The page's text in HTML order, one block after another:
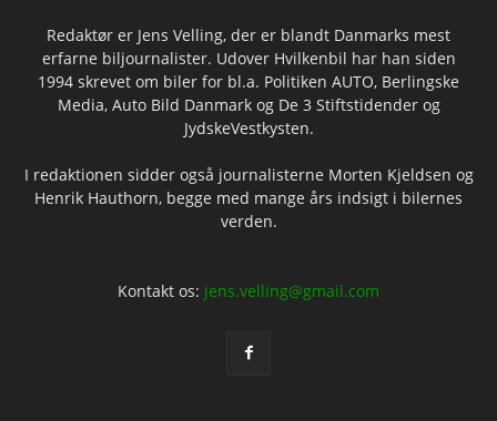
Redaktør er Jens Velling, der er blandt Danmarks mest
erfarne biljournalister. Udover Hvilkenbil har han siden
1994 skrevet om biler for bl.a. Politiken AUTO, Berlingske
Media, Auto Bild Danmark og De 3 Stiftstidender og
JydskeVestkysten.
I redaktionen sidder også journalisterne Morten Kjeldsen og
Henrik Hauthorn, begge med mange års indsigt i bilernes
verden.
Kontakt os: jens.velling@gmail.com